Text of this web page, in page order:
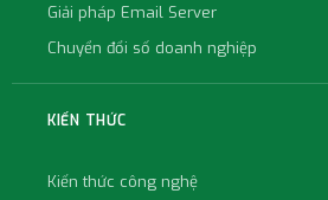
Giải pháp Email Server
Chuyển đổi số doanh nghiệp
KIẾN THỨC
Kiến thức công nghệ